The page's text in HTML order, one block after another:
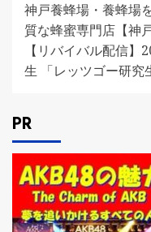
神戸養蜂場・養蜂場
質な蜂蜜専門店【神
【リバイバル配信
生 「レッツゴー研究
PR